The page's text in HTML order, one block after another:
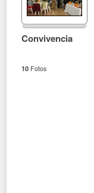
Convivencia
10 Fotos